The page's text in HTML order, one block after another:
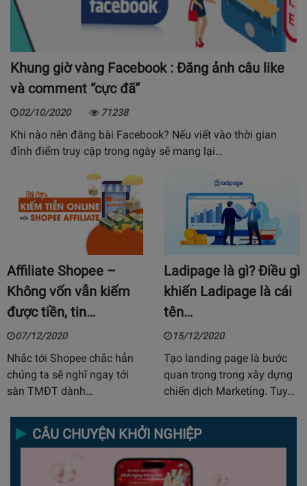
Khung giờ vàng Facebook : Đăng ảnh câu like
và comment “cực đã”
02/10/2020 71238
Khi nào nên đăng bài Facebook? Nếu viết vào thời gian
đỉnh điểm truy cập trong ngày sẽ mang lại…
Affiliate Shopee –
Không vốn vẫn kiếm
được tiền, tin…
07/12/2020
Nhắc tới Shopee chắc hẳn
chúng ta sẽ nghĩ ngay tới
sàn TMĐT dành…
Ladipage là gì? Điều gì
khiến Ladipage là cái
tên…
15/12/2020
Tạo landing page là bước
quan trọng trong xây dựng
chiến dịch Marketing. Tuy…
CÂU CHUYỆN KHỞI NGHIỆP